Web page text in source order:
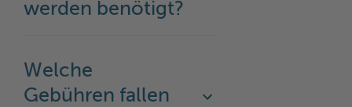
werden benötigt?
Welche
Gebühren fallen